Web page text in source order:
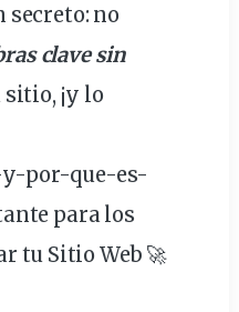
secreto: no
clavesin
sitio, ¡y lo
por-que-es-
para los
tu Sitio Web 🚀